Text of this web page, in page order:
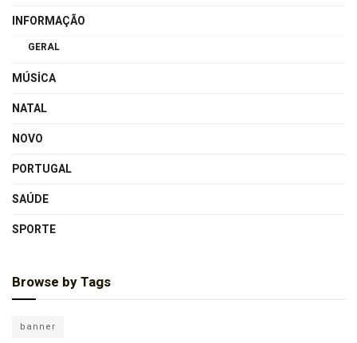
INFORMAÇÃO
GERAL
MÚSICA
NATAL
NOVO
PORTUGAL
SAÚDE
SPORTE
Browse by Tags
banner